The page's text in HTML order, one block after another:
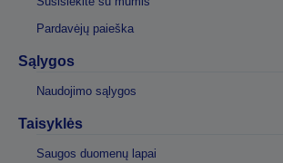
Pardavėjų paieška
Sąlygos
Naudojimo sąlygos
Taisyklės
Saugos duomenų lapai